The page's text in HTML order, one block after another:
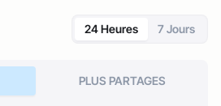
24 Heures 7 Jours
PLUS PARTAGES